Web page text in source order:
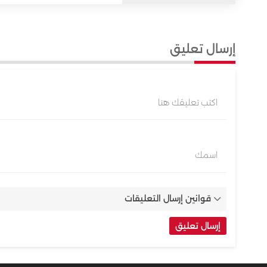
إرسال تعليق
اكتب تعليقك هنا
اسمك
قوانين إرسال التعليقات